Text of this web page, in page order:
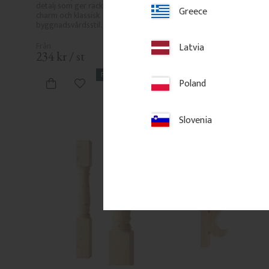
234 kr / st
FAVORIT
Lägg till i favoriter
ger verandor, altaner
tidstypiskt uttryck och
350kr
Lägg till
Greece
Latvia
Poland
Slovenia